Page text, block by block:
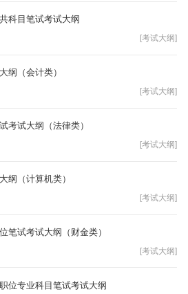
科目笔试考试大纲
[考试大纲]
纲（会计类）
[考试大纲]
考试大纲（法律类）
[考试大纲]
纲（计算机类）
[考试大纲]
笔试考试大纲（财金类）
[考试大纲]
位专业科目笔试考试大纲